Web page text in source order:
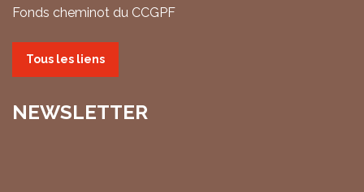
Fonds cheminot du CCGPF
Tous les liens
NEWSLETTER